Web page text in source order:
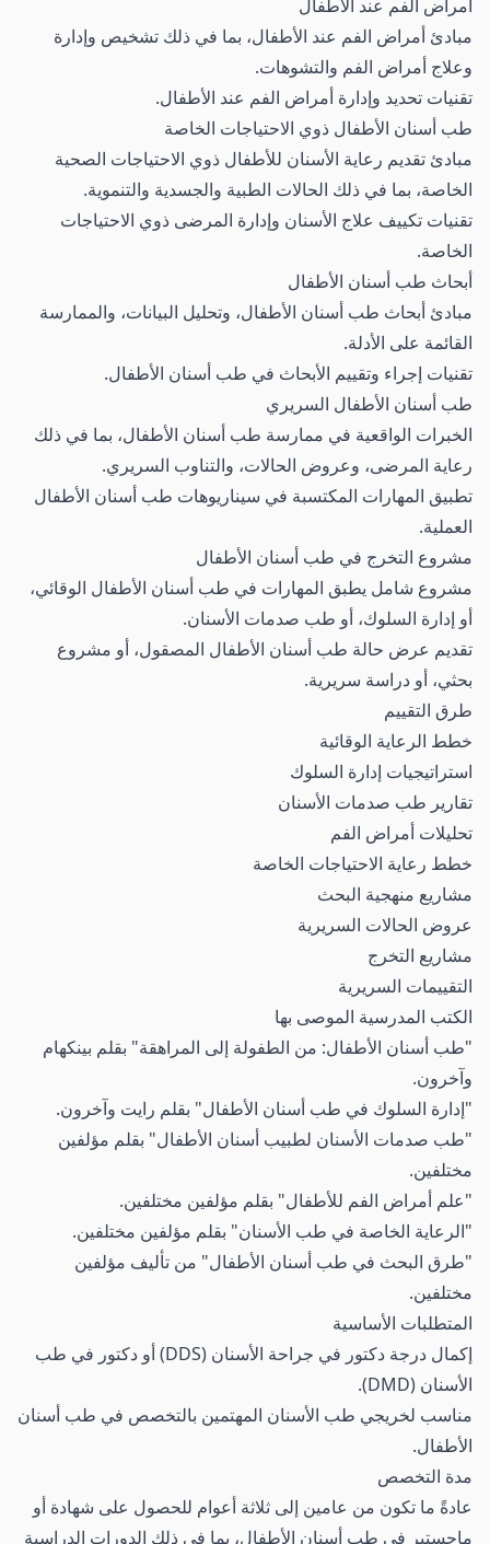
أمراض الفم عند الأطفال
مبادئ أمراض الفم عند الأطفال، بما في ذلك تشخيص وإدارة
وعلاج أمراض الفم والتشوهات.
تقنيات تحديد وإدارة أمراض الفم عند الأطفال.
طب أسنان الأطفال ذوي الاحتياجات الخاصة
مبادئ تقديم رعاية الأسنان للأطفال ذوي الاحتياجات الصحية
الخاصة، بما في ذلك الحالات الطبية والجسدية والتنموية.
تقنيات تكييف علاج الأسنان وإدارة المرضى ذوي الاحتياجات
الخاصة.
أبحاث طب أسنان الأطفال
مبادئ أبحاث طب أسنان الأطفال، وتحليل البيانات، والممارسة
القائمة على الأدلة.
تقنيات إجراء وتقييم الأبحاث في طب أسنان الأطفال.
طب أسنان الأطفال السريري
الخبرات الواقعية في ممارسة طب أسنان الأطفال، بما في ذلك
رعاية المرضى، وعروض الحالات، والتناوب السريري.
تطبيق المهارات المكتسبة في سيناريوهات طب أسنان الأطفال
العملية.
مشروع التخرج في طب أسنان الأطفال
مشروع شامل يطبق المهارات في طب أسنان الأطفال الوقائي،
أو إدارة السلوك، أو طب صدمات الأسنان.
تقديم عرض حالة طب أسنان الأطفال المصقول، أو مشروع
بحثي، أو دراسة سريرية.
طرق التقييم
خطط الرعاية الوقائية
استراتيجيات إدارة السلوك
تقارير طب صدمات الأسنان
تحليلات أمراض الفم
خطط رعاية الاحتياجات الخاصة
مشاريع منهجية البحث
عروض الحالات السريرية
مشاريع التخرج
التقييمات السريرية
الكتب المدرسية الموصى بها
"طب أسنان الأطفال: من الطفولة إلى المراهقة" بقلم بينكهام
وآخرون.
"إدارة السلوك في طب أسنان الأطفال" بقلم رايت وآخرون.
"طب صدمات الأسنان لطبيب أسنان الأطفال" بقلم مؤلفين
مختلفين.
"علم أمراض الفم للأطفال" بقلم مؤلفين مختلفين.
"الرعاية الخاصة في طب الأسنان" بقلم مؤلفين مختلفين.
"طرق البحث في طب أسنان الأطفال" من تأليف مؤلفين
مختلفين.
المتطلبات الأساسية
إكمال درجة دكتور في جراحة الأسنان (DDS) أو دكتور في طب
الأسنان (DMD).
مناسب لخريجي طب الأسنان المهتمين بالتخصص في طب أسنان
الأطفال.
مدة التخصص
عادةً ما تكون من عامين إلى ثلاثة أعوام للحصول على شهادة أو
ماجستير في طب أسنان الأطفال، بما في ذلك الدورات الدراسية